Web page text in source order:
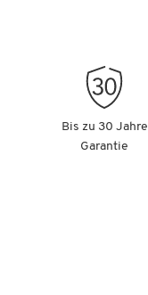
Bis zu 30 Jahre
Garantie